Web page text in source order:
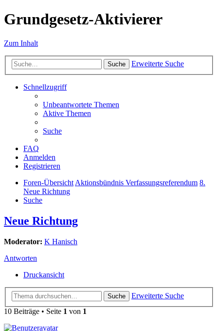
Grundgesetz-Aktivierer
Zum Inhalt
Suche Erweiterte Suche
Schnellzugriff
Unbeantwortete Themen
Aktive Themen
Suche
FAQ
Anmelden
Registrieren
Foren-ÜbersichtAktionsbündnis Verfassungsreferendum 8.
Neue Richtung
Suche
Neue Richtung
Moderator: K Hanisch
Antworten
Druckansicht
Suche
Erweiterte Suche
10 Beiträge • Seite 1 von 1